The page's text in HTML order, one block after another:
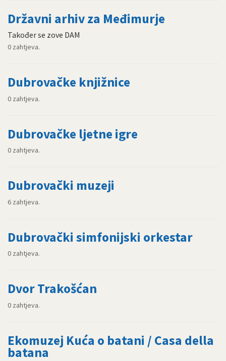
Državni arhiv za Međimurje
Također se zove DAM
0 zahtjeva.
Dubrovačke knjižnice
0 zahtjeva.
Dubrovačke ljetne igre
0 zahtjeva.
Dubrovački muzeji
6 zahtjeva.
Dubrovački simfonijski orkestar
0 zahtjeva.
Dvor Trakošćan
0 zahtjeva.
Ekomuzej Kuća o batani / Casa della
batana